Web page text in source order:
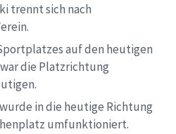
trennt sich nach
auf den heutigen
die Platzrichtung
in die heutige Richtung
umfunktioniert.